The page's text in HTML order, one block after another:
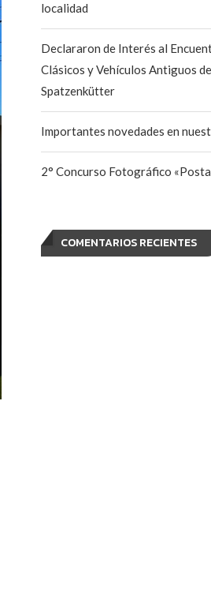
localidad
Declararon de Interés al
Clásicos y Vehículos Antiguos
Spatzenkütter
Importantes novedades en
2° Concurso Fotográfico
COMENTARIOS RECIENTES